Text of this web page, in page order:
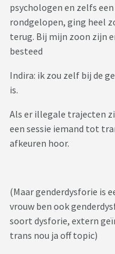
psychologen en zelfs
rondgelopen, ging heel
terug. Bij mijn zoon zijn
besteed
Indira: ik zou zelf bij de
is.
Als er illegale trajecten
een sessie iemand tot
afkeuren hoor.
(Maar genderdysforie is
vrouw ben ook
soort dysforie, extern
trans nou ja off topic)